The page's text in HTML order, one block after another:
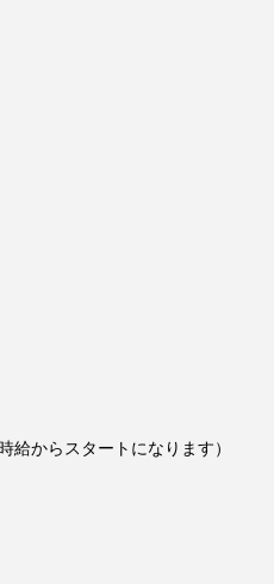
給からスタートになります）